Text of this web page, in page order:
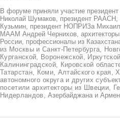
В форуме приняли участие
Николай Шумаков, президент РААСН,
Кузьмин, президент НОПРИЗа
МААМ Андрей Чернихов, архитекторы
России, профессионалы из
из Москвы и Санкт-Петербурга,
Курганской, Воронежской,
Калининградской, Кировской
Татарстан, Коми, Алтайского края,
автономного округа и других
посетили архитекторы из Швеции,
Нидерландов,Азербайджана и